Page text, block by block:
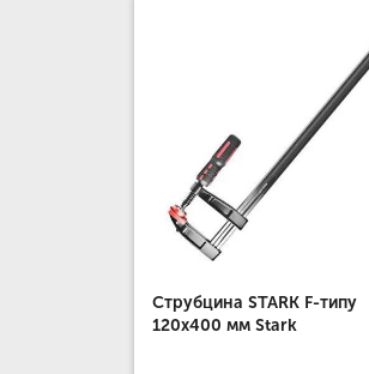
Струбцина STARK F-типу
120х400 мм Stark